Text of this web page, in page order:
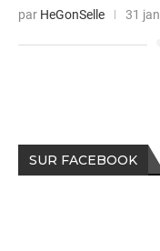
par HeGonSelle 31
SUR FACEBOOK